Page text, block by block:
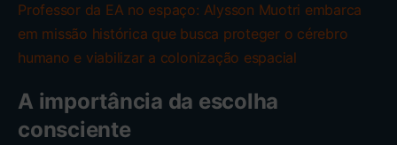
Professor da EA no espaço: Alysson Muotri embarca
em missão histórica que busca proteger o cérebro
humano e viabilizar a colonização espacial
A importância da escolha
consciente